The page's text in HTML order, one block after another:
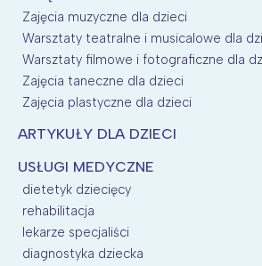
Zajęcia muzyczne dla dzieci
Warsztaty teatralne i musicalowe dla
Warsztaty filmowe i fotograficzne dla
Zajęcia taneczne dla dzieci
Zajęcia plastyczne dla dzieci
ARTYKUŁY DLA DZIECI
USŁUGI MEDYCZNE
dietetyk dziecięcy
rehabilitacja
lekarze specjaliści
diagnostyka dziecka